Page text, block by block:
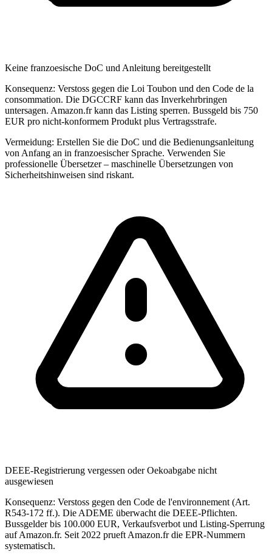
Keine franzoesische DoC und Anleitung bereitgestellt
Konsequenz: Verstoss gegen die Loi Toubon und den Code de la
consommation. Die DGCCRF kann das Inverkehrbringen
untersagen. Amazon.fr kann das Listing sperren. Bussgeld bis 750
EUR pro nicht-konformem Produkt plus Vertragsstrafe.
Vermeidung: Erstellen Sie die DoC und die Bedienungsanleitung
von Anfang an in franzoesischer Sprache. Verwenden Sie
professionelle Übersetzer – maschinelle Übersetzungen von
Sicherheitshinweisen sind riskant.
DEEE-Registrierung vergessen oder Oekoabgabe nicht
ausgewiesen
Konsequenz: Verstoss gegen den Code de l'environnement (Art.
R543-172 ff.). Die ADEME überwacht die DEEE-Pflichten.
Bussgelder bis 100.000 EUR, Verkaufsverbot und Listing-Sperrung
auf Amazon.fr. Seit 2022 prueft Amazon.fr die EPR-Nummern
systematisch.